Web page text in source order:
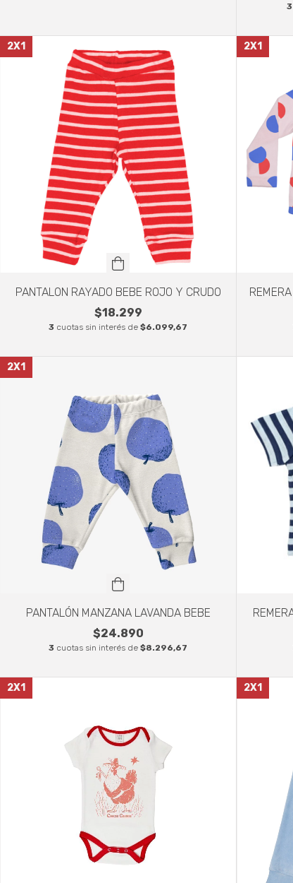
3
2X1
PANTALON RAYADO BEBE ROJO Y CRUDO
$18.299
3 cuotas sin interés de $6.099,67
2X1
2X1
PANTALÓN MANZANA LAVANDA BEBE
$24.890
3 cuotas sin interés de $8.296,67
2X1 2X1